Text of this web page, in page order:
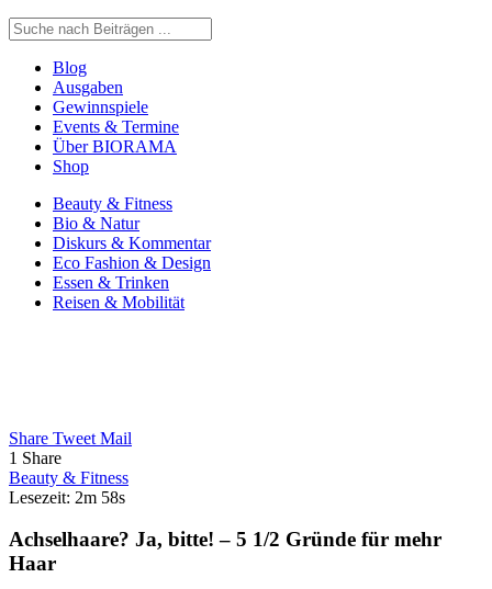
Blog
Ausgaben
Gewinnspiele
Events & Termine
Über BIORAMA
Shop
Beauty & Fitness
Bio & Natur
Diskurs & Kommentar
Eco Fashion & Design
Essen & Trinken
Reisen & Mobilität
Share Tweet Mail
1 Share
Beauty & Fitness
Lesezeit: 2m 58s
Achselhaare? Ja, bitte! – 5 1/2 Gründe für mehr
Haar